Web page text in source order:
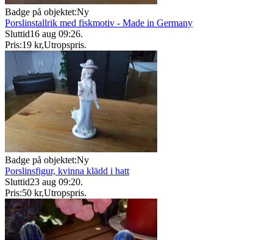
Badge på objektet:Ny
Porslinstallrik med fiskmotiv - Made in Germany
Sluttid16 aug 09:26.
Pris:19 kr,Utropspris.
Badge på objektet:Ny
Porslinsfigur, kvinna klädd i hatt
Sluttid23 aug 09:20.
Pris:50 kr,Utropspris.